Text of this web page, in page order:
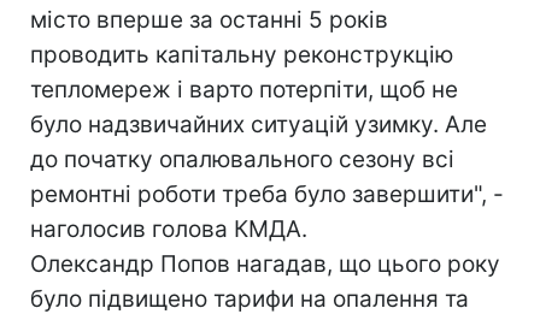
місто вперше за останні 5 років
проводить капітальну реконструкцію
тепломереж і варто потерпіти, щоб не
було надзвичайних ситуацій узимку. Але
до початку опалювального сезону всі
ремонтні роботи треба було завершити", -
наголосив голова КМДА.
Олександр Попов нагадав, що цього року
було підвищено тарифи на опалення та